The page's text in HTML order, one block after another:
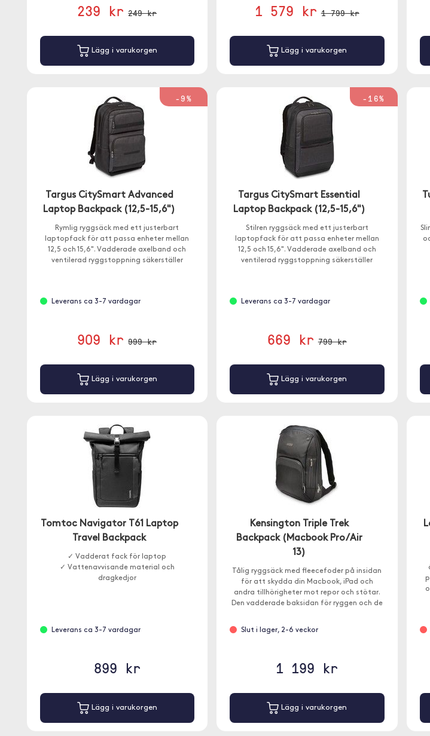
239 kr 249 kr
Lägg i varukorgen
1 579 kr 1 799 kr
Lägg i varukorgen
-9%
Targus CitySmart Advanced
Laptop Backpack (12,5-15,6")
Rymlig ryggsäck med ett justerbart
laptopfack för att passa enheter mellan
12,5 och 15,6". Vadderade axelband och
ventilerad ryggstoppning säkerställer
Leverans ca 3-7 vardagar
909 kr 999 kr
Lägg i varukorgen
-16%
Targus CitySmart Essential
Laptop Backpack (12,5-15,6")
Stilren ryggsäck med ett justerbart
laptopfack för att passa enheter mellan
12,5 och 15,6". Vadderade axelband och
ventilerad ryggstoppning säkerställer
Leverans ca 3-7 vardagar
669 kr 799 kr
Lägg i varukorgen
Tomtoc Navigator T61 Laptop
Travel Backpack
✓ Vadderat fack för laptop
✓ Vattenavvisande material och
dragkedjor
Leverans ca 3-7 vardagar
899 kr
Lägg i varukorgen
Kensington Triple Trek
Backpack (Macbook Pro/Air
13)
Tålig ryggsäck med fleecefoder på insidan
för att skydda din Macbook, iPad och
andra tillhörigheter mot repor och stötar.
Den vadderade baksidan för ryggen och de
Slut i lager, 2-6 veckor
1 199 kr
Lägg i varukorgen